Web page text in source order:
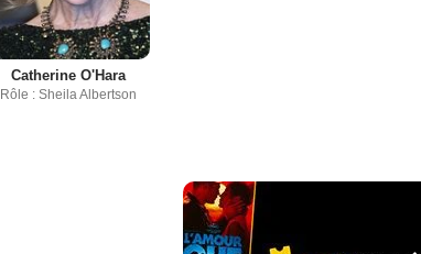
Catherine O'Hara
Rôle : Sheila Albertson